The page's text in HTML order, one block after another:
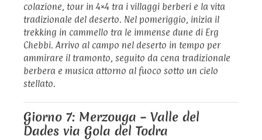
colazione, tour in 4×4 tra i villaggi berberi e la vita
tradizionale del deserto. Nel pomeriggio, inizia il
trekking in cammello tra le immense dune di Erg
Chebbi. Arrivo al campo nel deserto in tempo per
ammirare il tramonto, seguito da cena tradizionale
berbera e musica attorno al fuoco sotto un cielo
stellato.
Giorno 7: Merzouga – Valle del
Dades via Gola del Todra